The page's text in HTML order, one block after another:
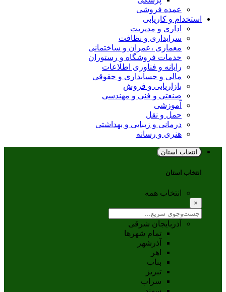
عمده فروشی
استخدام و کاریابی
اداری و مدیریت
سرایداری و نظافت
معماری ،عمران و ساختمانی
خدمات فروشگاه و رستوران
رایانه و فناوری اطلاعات
مالی و حسابداری و حقوقی
بازاریابی و فروش
صنعتی و فنی و مهندسی
آموزشی
حمل و نقل
درمانی و زیبایی و بهداشتی
هنری و رسانه
انتخاب استان
انتخاب استان
انتخاب همه
×
آذربایجان شرقی
تمام شهر‌ها
آذرشهر
اهر
بناب
تبريز
سراب